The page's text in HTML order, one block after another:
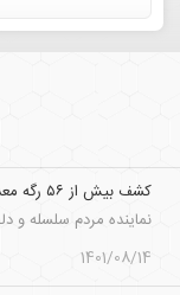
کشف بیش از ۵۶ رگه معدنی در لرستان
نماینده مردم سلسله و دلفان در مجلس
1401/08/14